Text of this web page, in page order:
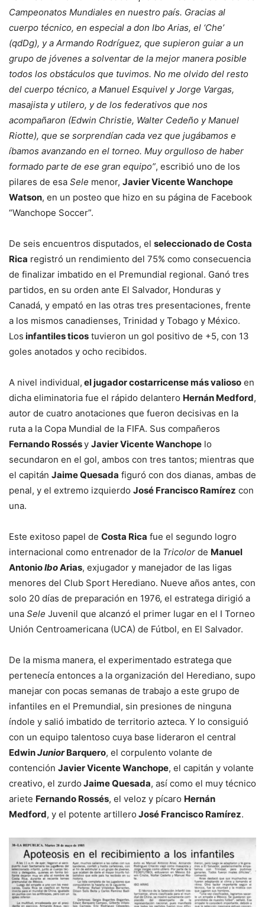
Campeonatos Mundiales en nuestro país. Gracias al
cuerpo técnico, en especial a don Ibo Arias, el ‘Che’
(qdDg), y a Armando Rodríguez, que supieron guiar a un
grupo de jóvenes a solventar de la mejor manera posible
todos los obstáculos que tuvimos. No me olvido del resto
del cuerpo técnico, a Manuel Esquivel y Jorge Vargas,
masajista y utilero, y de los federativos que nos
acompañaron (Edwin Christie, Walter Cedeño y Manuel
Riotte), que se sorprendían cada vez que jugábamos e
íbamos avanzando en el torneo. Muy orgulloso de haber
formado parte de ese gran equipo”, escribió uno de los
pilares de esa Sele menor, Javier Vicente Wanchope
Watson, en un posteo que hizo en su página de Facebook
“Wanchope Soccer”.
De seis encuentros disputados, el seleccionado de Costa
Rica registró un rendimiento del 75% como consecuencia
de finalizar imbatido en el Premundial regional. Ganó tres
partidos, en su orden ante El Salvador, Honduras y
Canadá, y empató en las otras tres presentaciones, frente
a los mismos canadienses, Trinidad y Tobago y México.
Los infantiles ticos tuvieron un gol positivo de +5, con 13
goles anotados y ocho recibidos.
A nivel individual, el jugador costarricense más valioso en
dicha eliminatoria fue el rápido delantero Hernán Medford,
autor de cuatro anotaciones que fueron decisivas en la
ruta a la Copa Mundial de la FIFA. Sus compañeros
Fernando Rossésy Javier Vicente Wanchope lo
secundaron en el gol, ambos con tres tantos; mientras que
el capitán Jaime Quesada figuró con dos dianas, ambas de
penal, y el extremo izquierdo José Francisco Ramírez con
una.
Este exitoso papel de Costa Rica fue el segundo logro
internacional como entrenador de la Tricolor de Manuel
AntonioIboArias, exjugador y manejador de las ligas
menores del Club Sport Herediano. Nueve años antes, con
solo 20 días de preparación en 1976, el estratega dirigió a
una Sele Juvenil que alcanzó el primer lugar en el I Torneo
Unión Centroamericana (UCA) de Fútbol, en El Salvador.
De la misma manera, el experimentado estratega que
pertenecía entonces a la organización del Herediano, supo
manejar con pocas semanas de trabajo a este grupo de
infantiles en el Premundial, sin presiones de ninguna
índole y salió imbatido de territorio azteca. Y lo consiguió
con un equipo talentoso cuya base lideraron el central
EdwinJuniorBarquero, el corpulento volante de
contención Javier Vicente Wanchope, el capitán y volante
creativo, el zurdo Jaime Quesada, así como el muy técnico
ariete Fernando Rossés, el veloz y pícaro Hernán
Medford, y el potente artillero José Francisco Ramírez.